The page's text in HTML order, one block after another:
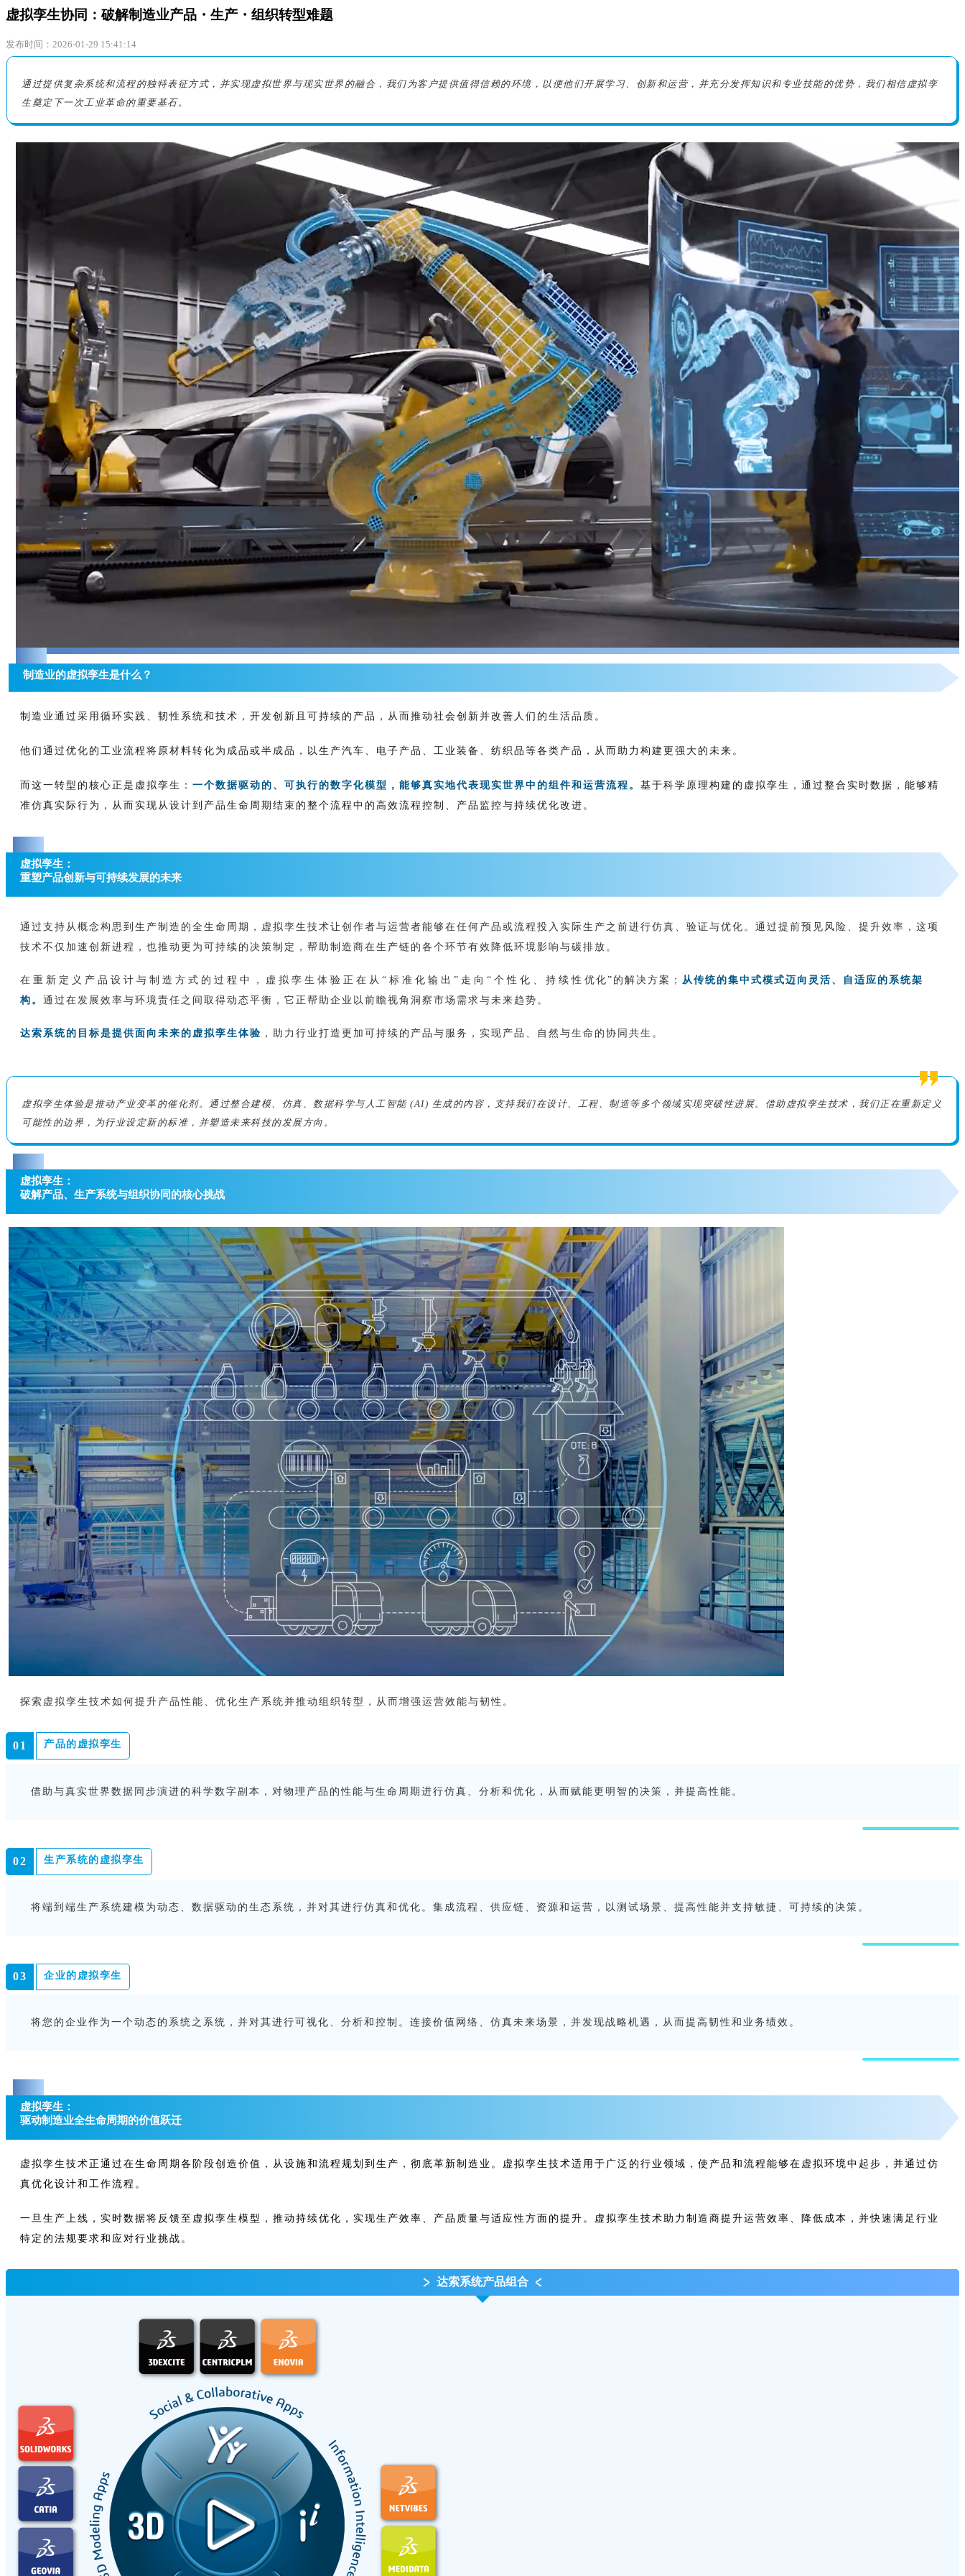
虚拟孪生协同：破解制造业产品・生产・组织转型难题
发布时间：2026-01-29 15:41:14
通过提供复杂系统和流程的独特表征方式，并实现虚拟世界与现实世界的融合，我们为客户提供值得信赖的环境，以便他们开展学习、创新和运营，并充分发挥知识和专业技能的优势， 我们相信虚拟孪
生奠定下一次工业革命的重要基石。
01
制造业的虚拟孪生是什么？
制造业通过采用循环实践、韧性系统和技术，开发创新且可持续的产品，从而推动社会创新并改善人们的生活品质。
他们通过优化的工业流程将原材料转化为成品或半成品，以生产汽车、电子产品、工业装备、纺织品等各类产品，从而助力构建更强大的未来。
而这一转型的核心正是虚拟孪生： 一个数据驱动的、可执行的数字化模型，能够真实地代表现实世界中的组件和运营流程。 基于科学原理构建的虚拟孪生，通过整合实时数据，能够精
准仿真实际行为，从而实现从设计到产品生命周期结束的整个流程中的高效流程控制、产品监控与持续优化改进。
02
虚拟孪生：
重塑产品创新与可持续发展的未来
通过支持从概念构思到生产制造的全生命周期，虚拟孪生技术让创作者与运营者能够在任何产品或流程投入实际生产之前进行仿真、验证与优化。通过提前预见风险、提升效率，这项
技术不仅加速创新进程，也推动更为可持续的决策制定，帮助制造商在生产链的各个环节有效降低环境影响与碳排放。
在重新定义产品设计与制造方式的过程中，虚拟孪生体验正在从“标准化输出”走向“个性化、持续性优化”的解决方案； 从传统的集中式模式迈向灵活、自适应的系统架
构。 通过在发展效率与环境责任之间取得动态平衡，它正帮助企业以前瞻视角洞察市场需求与未来趋势。
达索系统的目标是提供面向未来的虚拟孪生体验 ，助力行业打造更加可持续的产品与服务，实现产品、自然与生命的协同共生。
虚拟孪生体验是推动产业变革的催化剂。通过整合建模、仿真、数据科学与人工智能 (AI) 生成的内容，支持我们在设计、工程、制造等多个领域实现突破性进展。借助虚拟孪生技术，我们正在重新定义
可能性的边界，为行业设定新的标准，并塑造未来科技的发展方向。
03
虚拟孪生：
破解产品、生产系统与组织协同的核心挑战
探索虚拟孪生技术如何提升产品性能、优化生产系统并推动组织转型，从而增强运营效能与韧性。
01 产品的虚拟孪生
借助与真实世界数据同步演进的科学数字副本，对物理产品的性能与生命周期进行仿真、分析和优化，从而赋能更明智的决策，并提高性能。
02 生产系统的虚拟孪生
将端到端生产系统建模为动态、数据驱动的生态系统，并对其进行仿真和优化。集成流程、供应链、资源和运营，以测试场景、提高性能并支持敏捷、可持续的决策。
03 企业的虚拟孪生
将您的企业作为一个动态的系统之系统，并对其进行可视化、分析和控制。连接价值网络、仿真未来场景，并发现战略机遇，从而提高韧性和业务绩效。
04
虚拟孪生：
驱动制造业全生命周期的价值跃迁
虚拟孪生技术正通过在生命周期各阶段创造价值，从设施和流程规划到生产，彻底革新制造业。虚拟孪生技术适用于广泛的行业领域，使产品和流程能够在虚拟环境中起步，并通过仿
真优化设计和工作流程。
一旦生产上线，实时数据将反馈至虚拟孪生模型，推动持续优化，实现生产效率、产品质量与适应性方面的提升。虚拟孪生技术助力制造商提升运营效率、降低成本，并快速满足行业
特定的法规要求和应对行业挑战。
达索系统产品组合